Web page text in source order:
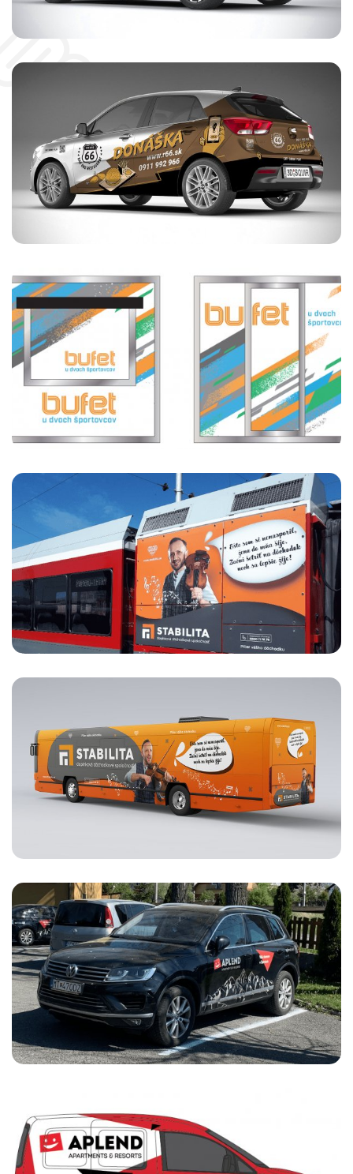
REKLAMNÝ POLEP AUTA
POLEP PRÍVESU "BUFET"
Stabilita
POLEP NA VLAK V TATRÁCH
REKLAMNÁ KAMPAŇ 2020 PRE
STABILITU
APLEND
ČIASTOČNÝ POLEP ÁUT
TOUAREG A OCTAVIA
APLEND
ČIASTOČNÝ POLEP VOZIDLA -
STARÉ A NOVÉ